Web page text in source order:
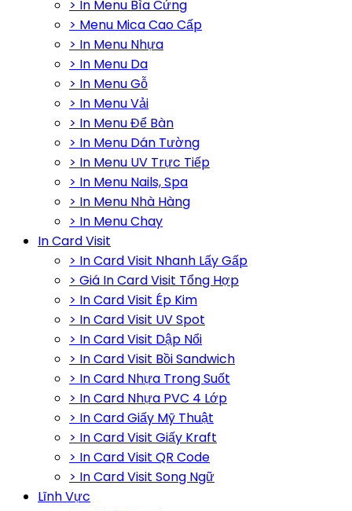
> In Menu Bìa Cứng
> Menu Mica Cao Cấp
> In Menu Nhựa
> In Menu Da
> In Menu Gỗ
> In Menu Vải
> In Menu Để Bàn
> In Menu Dán Tường
> In Menu UV Trực Tiếp
> In Menu Nails, Spa
> In Menu Nhà Hàng
> In Menu Chay
In Card Visit
> In Card Visit Nhanh Lấy Gấp
> Giá In Card Visit Tổng Hợp
> In Card Visit Ép Kim
> In Card Visit UV Spot
> In Card Visit Dập Nổi
> In Card Visit Bồi Sandwich
> In Card Nhựa Trong Suốt
> In Card Nhựa PVC 4 Lớp
> In Card Giấy Mỹ Thuật
> In Card Visit Giấy Kraft
> In Card Visit QR Code
> In Card Visit Song Ngữ
Lĩnh Vực